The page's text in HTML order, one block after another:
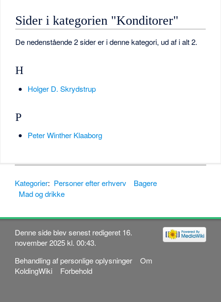
Sider i kategorien "Konditorer"
De nedenstående 2 sider er i denne kategori, ud af i alt 2.
H
Holger D. Skrydstrup
P
Peter Winther Klaaborg
Kategorier: Personer efter erhverv
Bagere
Mad og drikke
Denne side blev senest redigeret 16.
november 2025 kl. 00:43.
Behandling af personlige oplysninger
Om
KoldingWiki
Forbehold